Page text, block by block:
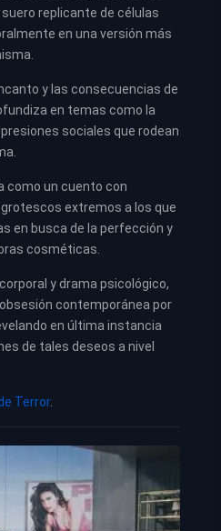
replicante de células
en una versión más
y las consecuencias de
en temas como la
sociales que rodean
como un cuento con
extremos a los que
en busca de la perfección y
cosméticas.
y drama psicológico,
contemporánea por
en última instancia
de tales deseos a nivel
Terror.